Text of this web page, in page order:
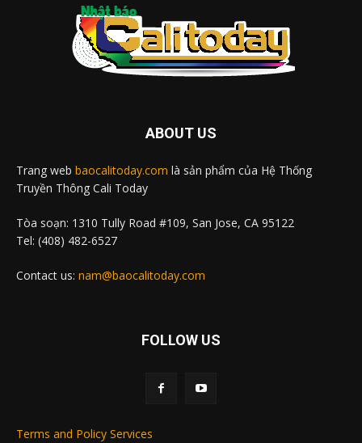
ABOUT US
Trang web baocalitoday.com là sản phẩm của Hệ Thống
Truyền Thông Cali Today
Tòa soạn: 1310 Tully Road #109, San Jose, CA 95122
Tel: (408) 482-6527
Contact us: nam@baocalitoday.com
FOLLOW US
Terms and Policy Services